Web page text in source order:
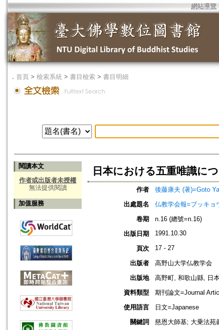
網站導覽
． 首頁 > 檢索系統 > 書目檢索 > 書目明細
閱讀本文
作者或出版者未授權
無法提供閱讀
加值服務
日本における五重唯識に
作者
後藤康夫 (著)=Goto
出處題名
仏教学会報=ブッキョ
卷期
n.16 (總號=n.16)
出版日期
1991.10.30
頁次 17 - 27
出版者
高野山大学仏教学会
出版地
高野町, 和歌山縣, 日
資料類型
期刊論文=Journal
使用語言
日文=Japanese
關鍵詞
慈恩大師基; 大乗法苑